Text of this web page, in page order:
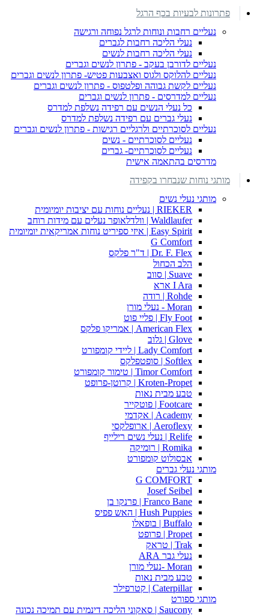
פתרונות לבעיות בכף הרגל
נעליים רחבות ונוחות לרגל נפוחה ורגישה
נעלי הליכה רחבות לגברים
נעלי הליכה רחבות לנשים
נעליים לדורבן בעקב - פתרון לנשים וגברים
נעליים להלוקס ולגוס ואצבעות פטיש- פתרון לנשים וגברים
נעליים לקשת גבוהה ופלטפוס - פתרון לנשים וגברים
נעליים למדרסים - פתרון לנשים וגברים
כל נעלי הנשים עם רפידה נשלפת למדרס
נעלי גברים עם רפידה נשלפת למדרס
נעליים לסוכרתיים ולרגליים רגישות - פתרון לנשים וגברים
נעליים לסוכרתיים - נשים
נעליים לסוכרתיים- גברים
מדרסים בהתאמה אישית
מותגי נוחות שנבחרו בקפידה
מותגי נעלי נשים
RIEKER | נעליים נוחות עם יציבות יומיומית
Waldlaufer | וולדלאופר נעלים עם מידות רוחב
Easy Spirit | איזי ספיריט נוחות אמריקאית יומיומית
G Comfort
Dr. F. Flex | ד"ר פלקס
הלב הכחול
Suave | סווב
I Ara ארא
Rohde | רודה
Moran - נעלי מורן
Fly Foot | פליי פוט
American Flex | אמריקו פלקס
Glove | גלוב
Lady Comfort | ליידי קומפורט
Softlex | סופטפלקס
Timor Comfort | טימור קומפורט
Kroten-Propet | קרוטן-פרופט
טבע מבית נאות
Footcare | פוטקייר
Academy | אקדמי
Aeroflexy | ארופלקסי
Relife | נעלי נשים רילייף
Romika | רומיקה
אבסולוט קומפורט
מותגי נעלי גברים
G COMFORT
Josef Seibel
Franco Bane | פרנקו בן
Hush Puppies | האש פפיס
Buffalo | בופאלו
Propet | פרופט
Trak | טראק
נעלי גבר ARA
Moran -נעלי מורן
טבע מבית נאות
Caterpillar | קטרפילר
מותגי ספורט
Saucony | סאקוני הליכה דינמית עם תמיכה נכונה